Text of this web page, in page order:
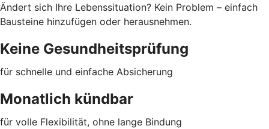
Ändert sich Ihre Lebenssituation? Kein Problem – einfach
Bausteine hinzufügen oder herausnehmen.
Keine Gesundheitsprüfung
für schnelle und einfache Absicherung
Monatlich kündbar
für volle Flexibilität, ohne lange Bindung